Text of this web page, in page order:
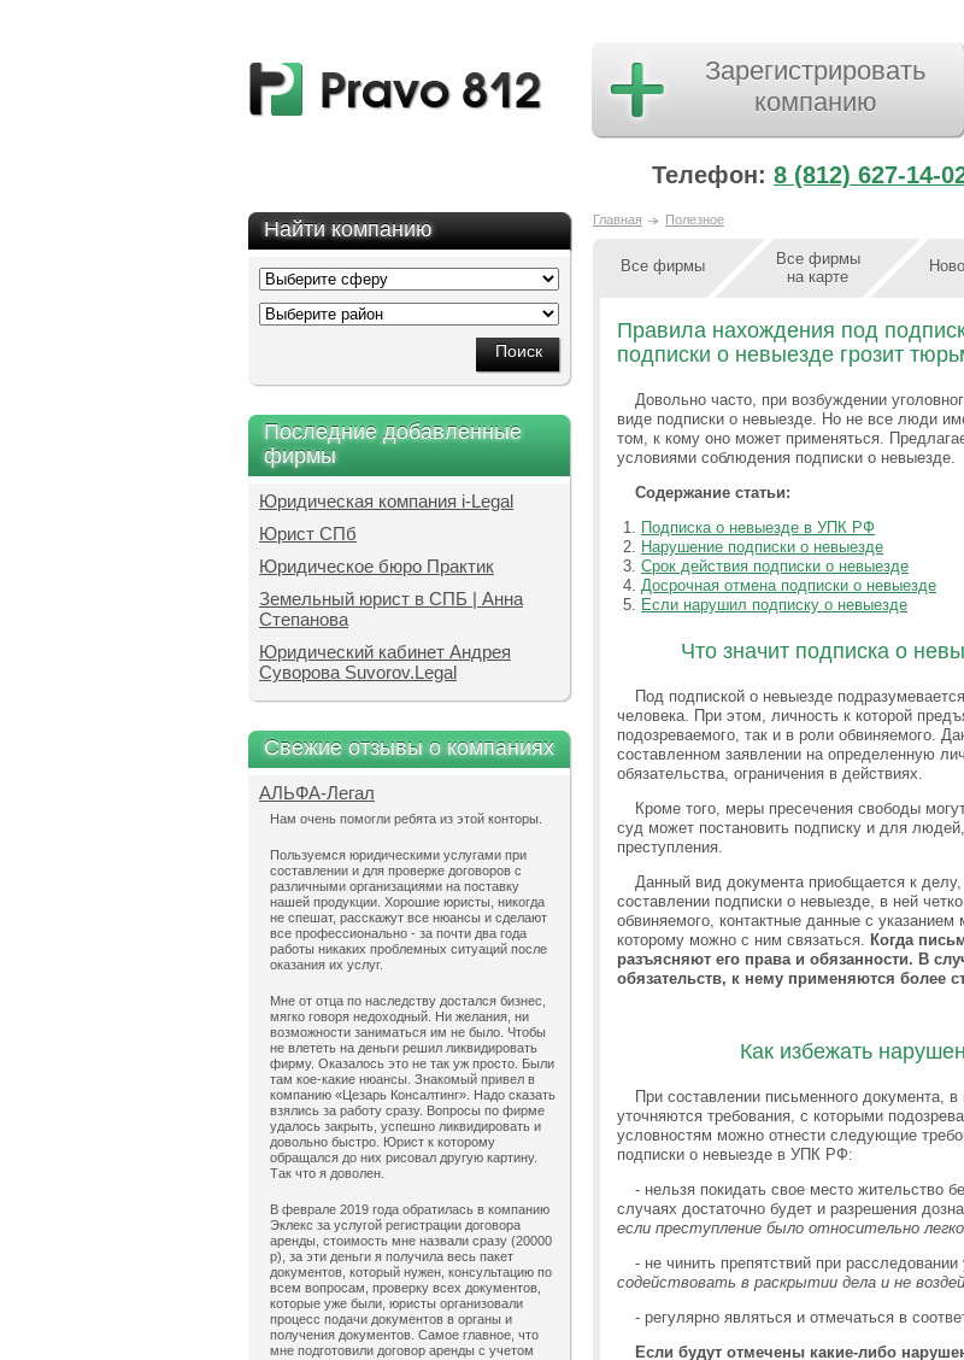
Зарегистрировать
компанию
Телефон: 8 (812) 627-14-
Найти компанию
Последние добавленные
фирмы
Юридическая компания i-Legal
Юрист СПб
Юридическое бюро Практик
Земельный юрист в СПБ | Анна
Степанова
Юридический кабинет Андрея
Суворова Suvorov.Legal
Свежие отзывы о компаниях
АЛЬФА-Легал
Нам очень помогли ребята из этой конторы.
Пользуемся юридическими услугами при
составлении и для проверке договоров с
различными организациями на поставку
нашей продукции. Хорошие юристы, никогда
не спешат, расскажут все нюансы и сделают
все профессионально - за почти два года
работы никаких проблемных ситуаций после
оказания их услуг.
Мне от отца по наследству достался бизнес,
мягко говоря недоходный. Ни желания, ни
возможности заниматься им не было. Чтобы
не влететь на деньги решил ликвидировать
фирму. Оказалось это не так уж просто. Были
там кое-какие нюансы. Знакомый привел в
компанию «Цезарь Консалтинг». Надо сказать
взялись за работу сразу. Вопросы по фирме
удалось закрыть, успешно ликвидировать и
довольно быстро. Юрист к которому
обращался до них рисовал другую картину.
Так что я доволен.
В феврале 2019 года обратилась в компанию
Эклекс за услугой регистрации договора
аренды, стоимость мне назвали сразу (20000
р), за эти деньги я получила весь пакет
документов, который нужен, консультацию по
всем вопросам, проверку всех документов,
которые уже были, юристы организовали
процесс подачи документов в органы и
получения документов. Самое главное, что
мне подготовили договор аренды с учетом
Главная Полезное
Все фирмы
Все фирмы
на карте
Правила нахождения под
подписки о невыезде грозит
Довольно часто, при возбуждении
виде подписки о невыезде. Но не все люди
том, к кому оно может применяться.
условиями соблюдения подписки о невыезде.
Содержание статьи:
Подписка о невыезде в УПК РФ
Нарушение подписки о невыезде
Срок действия подписки о невыезде
Досрочная отмена подписки о невыезде
Если нарушил подписку о невыезде
Что значит подписка о
Под подпиской о невыезде
человека. При этом, личность к которой
подозреваемого, так и в роли обвиняемого.
составленном заявлении на определенную
обязательства, ограничения в действиях.
Кроме того, меры пресечения свободы
суд может постановить подписку и для
преступления.
Данный вид документа приобщается к
составлении подписки о невыезде, в ней
обвиняемого, контактные данные с
которому можно с ним связаться. Когда
разъясняют его права и обязанности. В
обязательств, к нему применяются более
Как избежать
При составлении письменного документа,
уточняются требования, с которыми
условностям можно отнести следующие
подписки о невыезде в УПК РФ:
- нельзя покидать свое место жительство
случаях достаточно будет и разрешения
если преступление было относительно
- не чинить препятствий при расследовании
содействовать в раскрытии дела и не
- регулярно являться и отмечаться в
Если будут отмечены какие-либо